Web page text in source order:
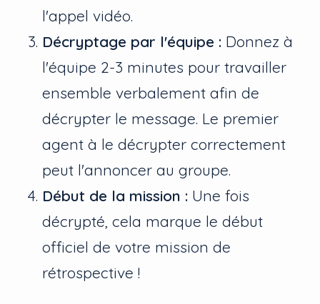
l'appel vidéo.
Décryptage par l'équipe : Donnez à
l'équipe 2-3 minutes pour travailler
ensemble verbalement afin de
décrypter le message. Le premier
agent à le décrypter correctement
peut l'annoncer au groupe.
Début de la mission : Une fois
décrypté, cela marque le début
officiel de votre mission de
rétrospective !